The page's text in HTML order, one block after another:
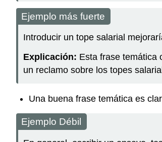
Ejemplo más fuerte
Introducir un tope salarial
Explicación: Esta frase temática
un reclamo sobre los topes
Una buena frase temática es
Ejemplo Débil